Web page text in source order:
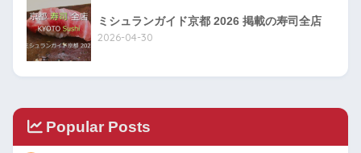
ミシュランガイド京都 2026 掲載の寿司全店
2026-04-30
Popular Posts